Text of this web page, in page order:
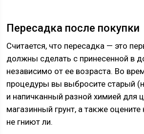
Пересадка после покупки
Считается, что пересадка — это
должны сделать с принесенной в
независимо от ее возраста. Во
процедуры вы выбросите старый
и напичканный разной химией для
магазинный грунт, а также
не гниют ли.